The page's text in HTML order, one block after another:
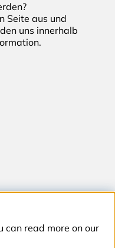
Seite aus und
uns innerhalb
can read more on our